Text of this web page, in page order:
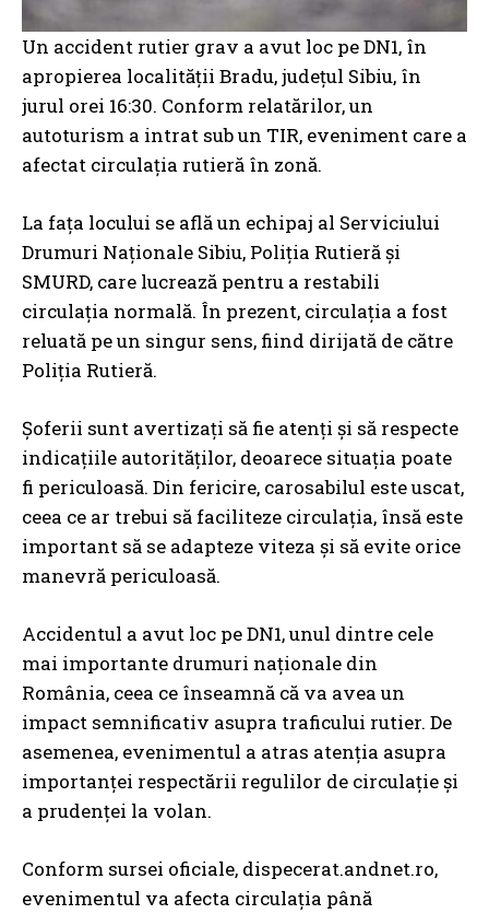
Un accident rutier grav a avut loc pe DN1, în
apropierea localității Bradu, județul Sibiu, în
jurul orei 16:30. Conform relatărilor, un
autoturism a intrat sub un TIR, eveniment care a
afectat circulația rutieră în zonă.
La fața locului se află un echipaj al Serviciului
Drumuri Naționale Sibiu, Poliția Rutieră și
SMURD, care lucrează pentru a restabili
circulația normală. În prezent, circulația a fost
reluată pe un singur sens, fiind dirijată de către
Poliția Rutieră.
Șoferii sunt avertizați să fie atenți și să respecte
indicațiile autorităților, deoarece situația poate
fi periculoasă. Din fericire, carosabilul este uscat,
ceea ce ar trebui să faciliteze circulația, însă este
important să se adapteze viteza și să evite orice
manevră periculoasă.
Accidentul a avut loc pe DN1, unul dintre cele
mai importante drumuri naționale din
România, ceea ce înseamnă că va avea un
impact semnificativ asupra traficului rutier. De
asemenea, evenimentul a atras atenția asupra
importanței respectării regulilor de circulație și
a prudenței la volan.
Conform sursei oficiale, dispecerat.andnet.ro,
evenimentul va afecta circulația până